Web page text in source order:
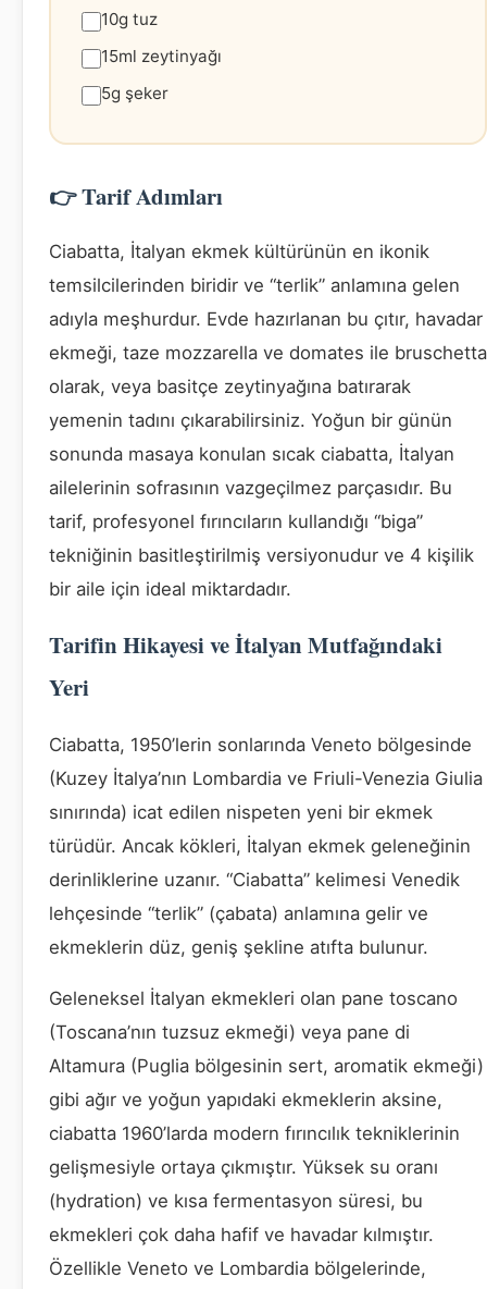
10g tuz
15ml zeytinyağı
5g şeker
👉 Tarif Adımları
Ciabatta, İtalyan ekmek kültürünün en ikonik
temsilcilerinden biridir ve “terlik” anlamına gelen
adıyla meşhurdur. Evde hazırlanan bu çıtır, havadar
ekmeği, taze mozzarella ve domates ile bruschetta
olarak, veya basitçe zeytinyağına batırarak
yemenin tadını çıkarabilirsiniz. Yoğun bir günün
sonunda masaya konulan sıcak ciabatta, İtalyan
ailelerinin sofrasının vazgeçilmez parçasıdır. Bu
tarif, profesyonel fırıncıların kullandığı “biga”
tekniğinin basitleştirilmiş versiyonudur ve 4 kişilik
bir aile için ideal miktardadır.
Tarifin Hikayesi ve İtalyan Mutfağındaki
Yeri
Ciabatta, 1950’lerin sonlarında Veneto bölgesinde
(Kuzey İtalya’nın Lombardia ve Friuli-Venezia Giulia
sınırında) icat edilen nispeten yeni bir ekmek
türüdür. Ancak kökleri, İtalyan ekmek geleneğinin
derinliklerine uzanır. “Ciabatta” kelimesi Venedik
lehçesinde “terlik” (çabata) anlamına gelir ve
ekmeklerin düz, geniş şekline atıfta bulunur.
Geleneksel İtalyan ekmekleri olan pane toscano
(Toscana’nın tuzsuz ekmeği) veya pane di
Altamura (Puglia bölgesinin sert, aromatik ekmeği)
gibi ağır ve yoğun yapıdaki ekmeklerin aksine,
ciabatta 1960’larda modern fırıncılık tekniklerinin
gelişmesiyle ortaya çıkmıştır. Yüksek su oranı
(hydration) ve kısa fermentasyon süresi, bu
ekmekleri çok daha hafif ve havadar kılmıştır.
Özellikle Veneto ve Lombardia bölgelerinde,